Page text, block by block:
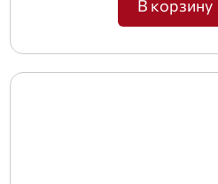
В корзину